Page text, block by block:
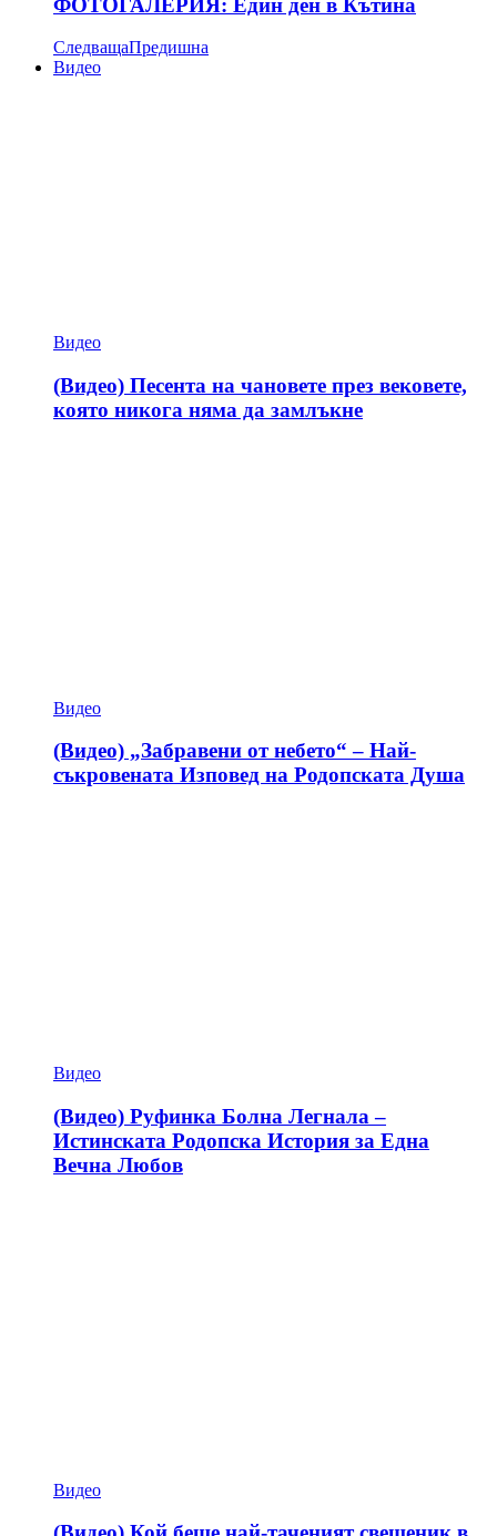
СледващаПредишна
Видео
Видео
(Видео) Песента на чановете през вековете,
която никога няма да замлъкне
Видео
(Видео) „Забравени от небето“ – Най-
съкровената Изповед на Родопската Душа
Видео
(Видео) Руфинка Болна Легнала –
Истинската Родопска История за Една
Вечна Любов
Видео